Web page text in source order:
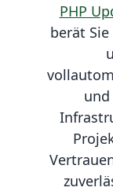
PHP
berät